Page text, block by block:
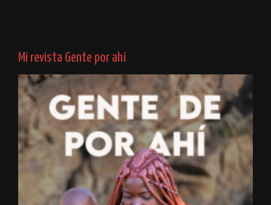
Mi revista Gente por ahí